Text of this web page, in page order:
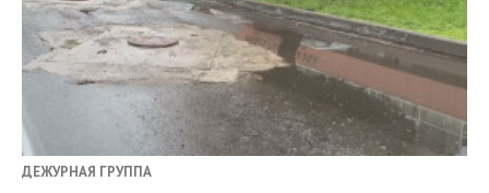
ДЕЖУРНАЯ ГРУППА